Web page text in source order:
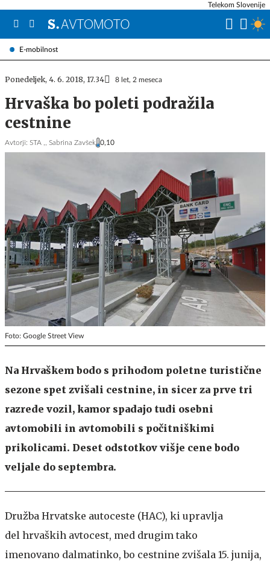
E-mobilnost
Telekom Slovenije
Ponedeljek, 4. 6. 2018, 17.34 8 let, 2 meseca
Hrvaška bo poleti podražila
cestnine
Avtorji: STA ,, Sabrina Zavšek 0,10
Foto: Google Street View
Na Hrvaškem bodo s prihodom poletne turistične
sezone spet zvišali cestnine, in sicer za prve tri
razrede vozil, kamor spadajo tudi osebni
avtomobili in avtomobili s počitniškimi
prikolicami. Deset odstotkov višje cene bodo
veljale do septembra.
Družba Hrvatske autoceste (HAC), ki upravlja
del hrvaških avtocest, med drugim tako
imenovano dalmatinko, bo cestnine zvišala 15. junija,